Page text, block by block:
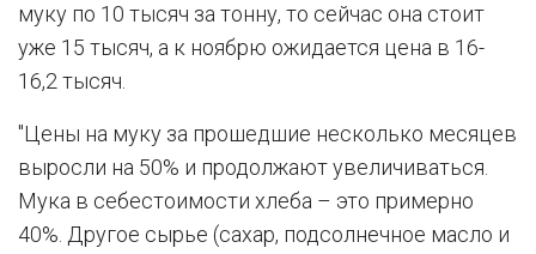
муку по 10 тысяч за тонну, то сейчас она стоит
уже 15 тысяч, а к ноябрю ожидается цена в 16-
16,2 тысяч.
"Цены на муку за прошедшие несколько месяцев
выросли на 50% и продолжают увеличиваться.
Мука в себестоимости хлеба – это примерно
40%. Другое сырье (сахар, подсолнечное масло и